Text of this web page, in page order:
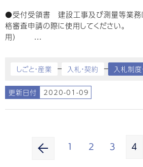
●受付受領書 建設工事及び測量等業務
格審査申請の際に使用してください。
用） ...
しごと・産業 入札・契約 入札制度
更新日付 2020-01-09
1 2 3 4